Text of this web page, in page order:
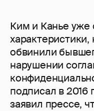
Ким и Канье уже
характеристики,
обвинили
нарушении
подписал в 2016
заявил прессе,